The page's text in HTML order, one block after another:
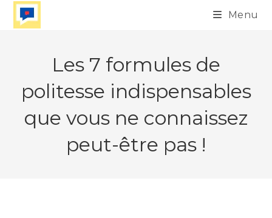
Skip
Menu
Les 7 formules de
politesse indispensables
que vous ne connaissez
peut-être pas !